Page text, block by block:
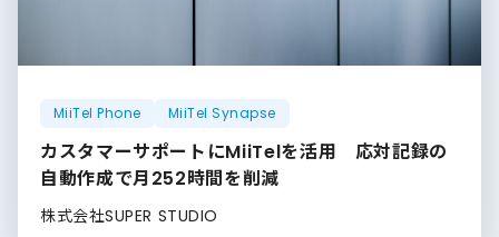
MiiTel Phone MiiTel Synapse
カスタマーサポートにMiiTelを活用 応対記録の
自動作成で月252時間を削減
株式会社SUPER STUDIO